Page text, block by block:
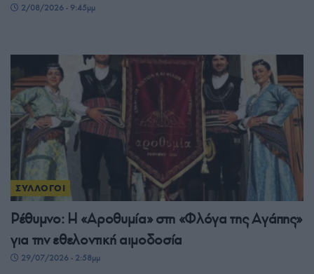
2/08/2026 - 9:45μμ
ΣΥΛΛΟΓΟΙ
Ρέθυμνο: Η «Αροθυμία» στη «Φλόγα της Αγάπης»
για την εθελοντική αιμοδοσία
29/07/2026 - 2:58μμ